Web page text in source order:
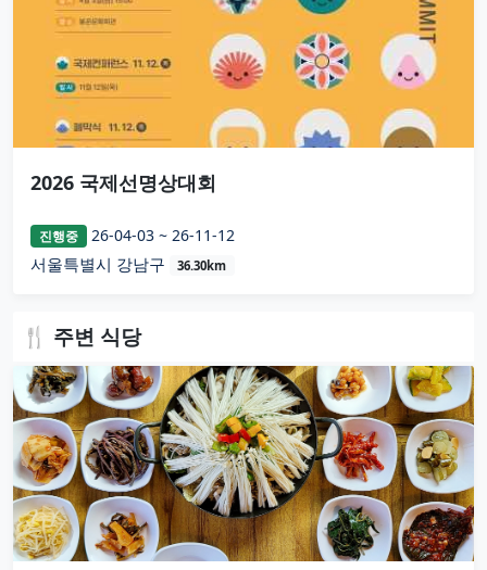
2026 국제선명상대회
진행중 26-04-03 ~ 26-11-12
서울특별시 강남구 36.30km
🍴 주변 식당